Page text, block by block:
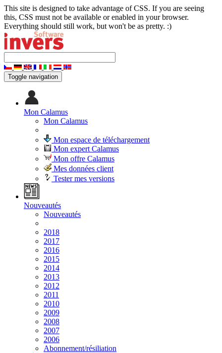
This site is designed to take advantage of CSS. If you are seeing
this, CSS must not be available or enabled in your browser.
Everything should still work, but won't be as pretty. :)
Toggle navigation
Mon Calamus
Mon Calamus
Mon espace de téléchargement
Mon expert Calamus
Mon offre Calamus
Mes données client
Tester mes versions
Nouveautés
Nouveautés
2018
2017
2016
2015
2014
2013
2012
2011
2010
2009
2008
2007
2006
Abonnement/résiliation